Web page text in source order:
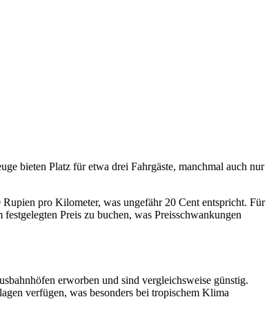
bieten Platz für etwa drei Fahrgäste, manchmal auch nur
pro Kilometer, was ungefähr 20 Cent entspricht. Für
Preis zu buchen, was Preisschwankungen
erworben und sind vergleichsweise günstig.
verfügen, was besonders bei tropischem Klima